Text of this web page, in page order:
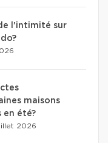
l'intimité sur
maisons
en été?
2026